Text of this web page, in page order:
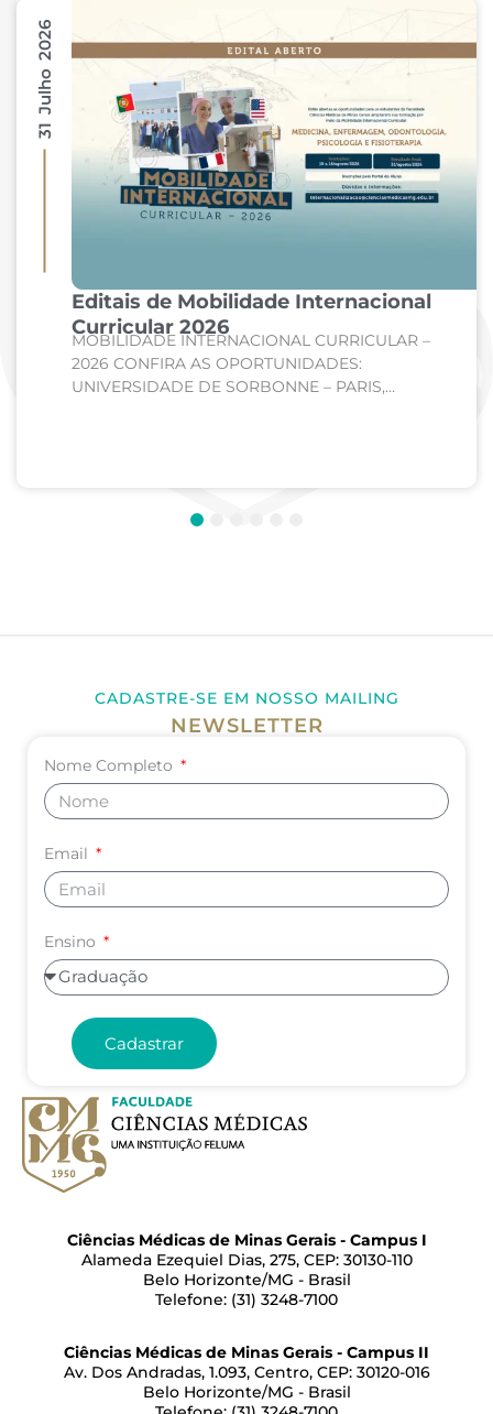
Editais de Mobilidade Internacional
Curricular 2026
MOBILIDADE INTERNACIONAL CURRICULAR –
2026 CONFIRA AS OPORTUNIDADES:
UNIVERSIDADE DE SORBONNE – PARIS,
31 Julho 2026
4
CADASTRE-SE EM NOSSO MAILING
NEWSLETTER
Nome Completo
Email
Ensino
Cadastrar
Ciências Médicas de Minas Gerais - Campus I
Alameda Ezequiel Dias, 275, CEP: 30130-110
Belo Horizonte/MG - Brasil
Telefone: (31) 3248-7100
Ciências Médicas de Minas Gerais - Campus II
Av. Dos Andradas, 1.093, Centro, CEP: 30120-016
Belo Horizonte/MG - Brasil